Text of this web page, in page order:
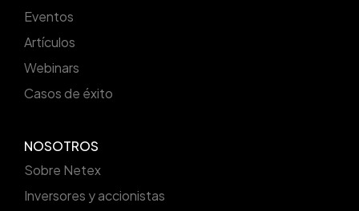
Eventos
Artículos
Webinars
Casos de éxito
NOSOTROS
Sobre Netex
Inversores y accionistas